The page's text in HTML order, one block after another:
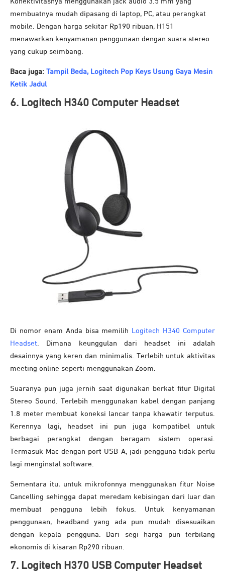
membuatnya mudah dipasang di laptop, PC, atau perangkat
mobile. Dengan harga sekitar Rp190 ribuan, H151
menawarkan kenyamanan penggunaan dengan suara stereo
yang cukup seimbang.
Baca juga: Tampil Beda, Logitech Pop Keys Usung Gaya Mesin
Ketik Jadul
6. Logitech H340 Computer Headset
Di nomor enam Anda bisa memilih Logitech H340 Computer
Headset . Dimana keunggulan dari headset ini adalah
desainnya yang keren dan minimalis. Terlebih untuk aktivitas
meeting online seperti menggunakan Zoom.
Suaranya pun juga jernih saat digunakan berkat fitur Digital
Stereo Sound. Terlebih menggunakan kabel dengan panjang
1.8 meter membuat koneksi lancar tanpa khawatir terputus.
Kerennya lagi, headset ini pun juga kompatibel untuk
berbagai perangkat dengan beragam sistem operasi.
Termasuk Mac dengan port USB A, jadi pengguna tidak perlu
lagi menginstal software.
Sementara itu, untuk mikrofonnya menggunakan fitur Noise
Cancelling sehingga dapat meredam kebisingan dari luar dan
membuat pengguna lebih fokus. Untuk kenyamanan
penggunaan, headband yang ada pun mudah disesuaikan
dengan kepala pengguna. Dari segi harga pun terbilang
ekonomis di kisaran Rp290 ribuan.
7. Logitech H370 USB Computer Headset